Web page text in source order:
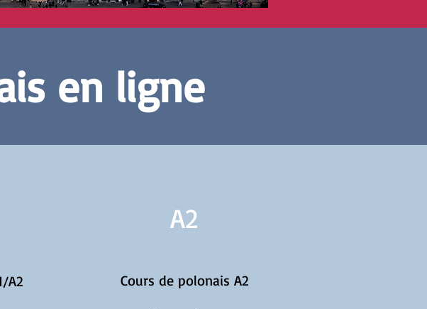
en ligne
A2
A2
Cours de polonais A2